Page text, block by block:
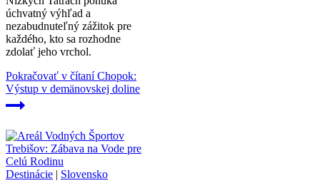
úchvatný výhľad a
nezabudnuteľný zážitok pre
každého, kto sa rozhodne
zdolať jeho vrchol.
Pokračovať v čítaníChopok:
Výstup v demänovskej doline
Destinácie | Slovensko